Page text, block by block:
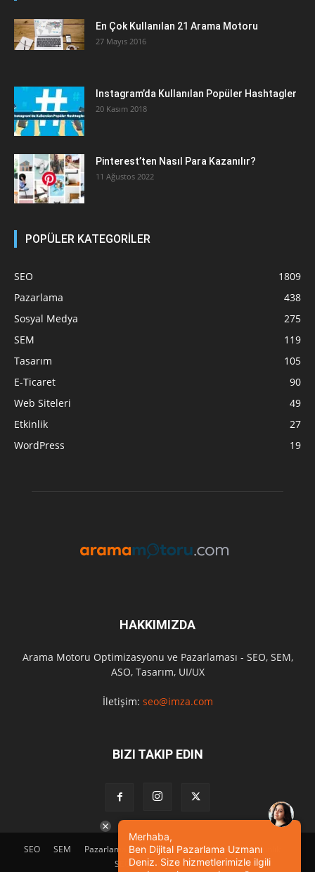
En Çok Kullanılan 21 Arama Motoru
27 Mayıs 2016
Instagram’da Kullanılan Popüler Hashtagler
20 Kasım 2018
Pinterest’ten Nasıl Para Kazanılır?
11 Ağustos 2022
POPÜLER KATEGORİLER
SEO
1809
Pazarlama
438
Sosyal Medya
275
SEM
119
Tasarım
105
E-Ticaret
90
Web Siteleri
49
Etkinlik
27
WordPress
19
HAKKIMIZDA
Arama Motoru Optimizasyonu ve Pazarlaması - SEO, SEM,
ASO, Tasarım, UI/UX
İletişim: seo@imza.com
BIZI TAKIP EDIN
SEO SEM Pazarlama Tasarım Sosyal Medya
Etkinlik
SEO Eğitimi
İletişim
Merhaba,
Ben Dijital Pazarlama Uzmanı
Deniz. Size hizmetlerimizle ilgili